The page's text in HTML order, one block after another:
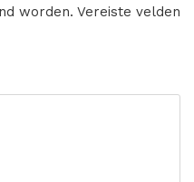
worden. Vereiste velden